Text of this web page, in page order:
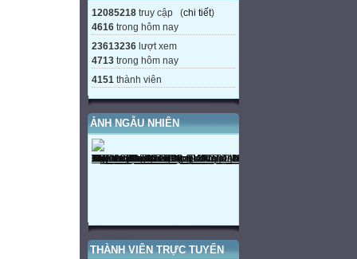
12085218 truy cập (chi tiết)
4616 trong hôm nay
23613236 lượt xem
4713 trong hôm nay
4151 thành viên
ẢNH NGẪU NHIÊN
THÀNH VIÊN TRỰC TUYẾN